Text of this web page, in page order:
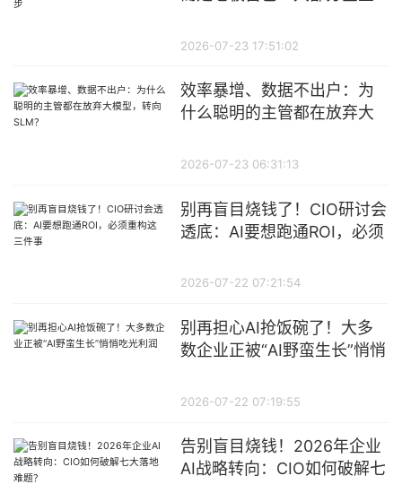
2026-07-23 17:51:02
效率暴增、数据不出户：为
什么聪明的主管都在放弃大
2026-07-23 06:31:13
别再盲目烧钱了！CIO研讨会
透底：AI要想跑通ROI，必须
2026-07-22 07:21:54
别再担心AI抢饭碗了！大多
数企业正被“AI野蛮生长”悄悄
2026-07-22 07:19:55
告别盲目烧钱！2026年企业
AI战略转向：CIO如何破解七